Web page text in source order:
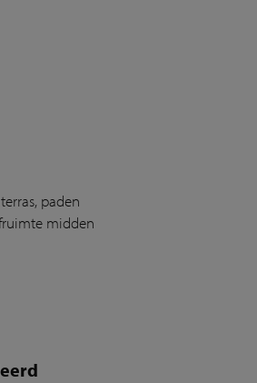
paden
midden